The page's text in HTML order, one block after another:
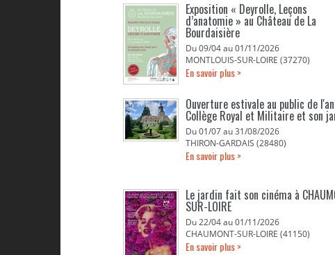
Exposition « Deyrolle, Leçons
d’anatomie » au Château de La
Bourdaisière
Du 09/04 au 01/11/2026
MONTLOUIS-SUR-LOIRE (37270)
En savoir plus >
Ouverture estivale au public de
Collège Royal et Militaire et son
Du 01/07 au 31/08/2026
THIRON-GARDAIS (28480)
En savoir plus >
Le jardin fait son cinéma à
SUR-LOIRE
Du 22/04 au 01/11/2026
CHAUMONT-SUR-LOIRE (41150)
En savoir plus >